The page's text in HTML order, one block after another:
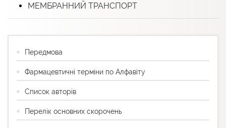
МЕМБРАННИЙ ТРАНСПОРТ
Передмова
Фармацевтичні терміни по Алфавіту
Список авторів
Перелік основних скорочень